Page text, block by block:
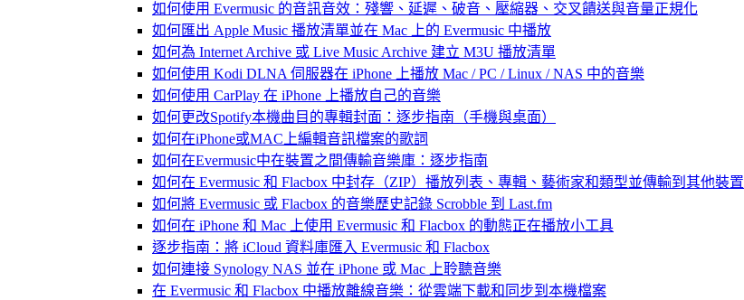
如何使用 Evermusic 的音訊音效：殘響、延遲、破音、壓縮器、交叉饋送與音量正規化
如何匯出 Apple Music 播放清單並在 Mac 上的 Evermusic 中播放
如何為 Internet Archive 或 Live Music Archive 建立 M3U 播放清單
如何使用 Kodi DLNA 伺服器在 iPhone 上播放 Mac / PC / Linux / NAS 中的音樂
如何使用 CarPlay 在 iPhone 上播放自己的音樂
如何更改Spotify本機曲目的專輯封面：逐步指南（手機與桌面）
如何在iPhone或MAC上編輯音訊檔案的歌詞
如何在Evermusic中在裝置之間傳輸音樂庫：逐步指南
如何在 Evermusic 和 Flacbox 中封存（ZIP）播放列表、專輯、藝術家和類型並傳輸到其他裝置
如何將 Evermusic 或 Flacbox 的音樂歷史記錄 Scrobble 到 Last.fm
如何在 iPhone 和 Mac 上使用 Evermusic 和 Flacbox 的動態正在播放小工具
逐步指南：將 iCloud 資料庫匯入 Evermusic 和 Flacbox
如何連接 Synology NAS 並在 iPhone 或 Mac 上聆聽音樂
在 Evermusic 和 Flacbox 中播放離線音樂：從雲端下載和同步到本機檔案